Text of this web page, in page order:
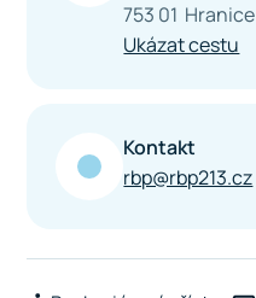
753 01 Hranice
Ukázat cestu
Kontakt
rbp@rbp213.cz